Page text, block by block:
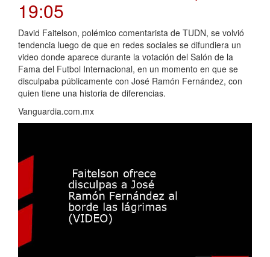
19:05
David Faitelson, polémico comentarista de TUDN, se volvió
tendencia luego de que en redes sociales se difundiera un
video donde aparece durante la votación del Salón de la
Fama del Futbol Internacional, en un momento en que se
disculpaba públicamente con José Ramón Fernández, con
quien tiene una historia de diferencias.
Vanguardia.com.mx